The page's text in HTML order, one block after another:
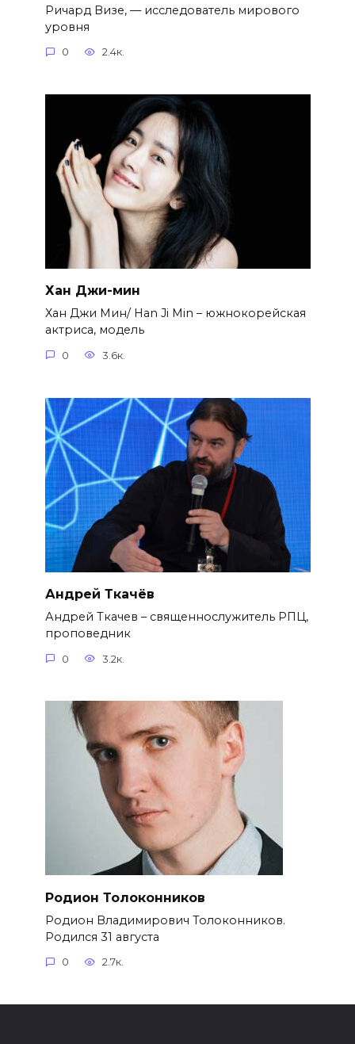
Ричард Визе, — исследователь мирового
уровня
0 2.4к.
Хан Джи-мин
Хан Джи Мин/ Han Ji Min – южнокорейская
актриса, модель
0 3.6к.
Андрей Ткачёв
Андрей Ткачев – священнослужитель РПЦ,
проповедник
0 3.2к.
Родион Толоконников
Родион Владимирович Толоконников.
Родился 31 августа
0 2.7к.